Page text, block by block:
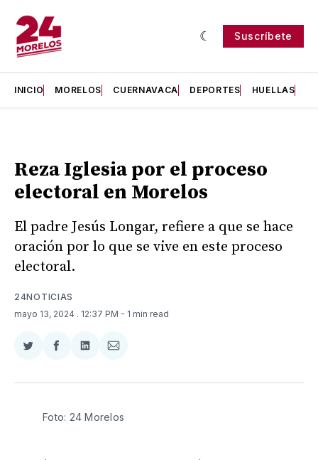
Suscríbete
INICIO MORELOS CUERNAVACA DEPORTES HUELLAS
Reza Iglesia por el proceso
electoral en Morelos
El padre Jesús Longar, refiere a que se hace
oración por lo que se vive en este proceso
electoral.
24NOTICIAS
mayo 13, 2024 . 12:37 PM - 1 min read
Compartir
Twitter
Compartir
Facebook
Compartir
LinkedIn
Compartir
Email
Foto: 24 Morelos